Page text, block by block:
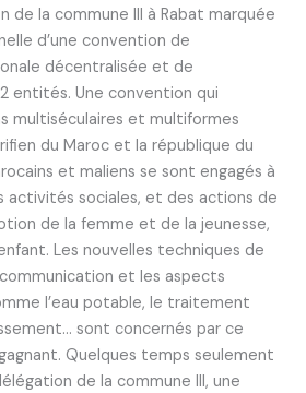
de la commune III à Rabat marquée
d’une convention de
décentralisée et de
entités. Une convention qui
multiséculaires et multiformes
du Maroc et la république du
et maliens se sont engagés à
activités sociales, et des actions de
de la femme et de la jeunesse,
Les nouvelles techniques de
et les aspects
l’eau potable, le traitement
sont concernés par ce
Quelques temps seulement
de la commune III, une